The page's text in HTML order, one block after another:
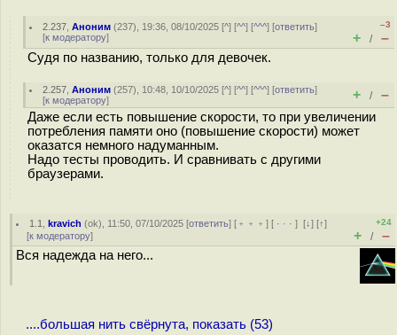
2.237 ,Аноним (237), 19:36, 08/10/2025 [^] [^^] [^^^] [ответить]
[к модератору]
–3
+ / –
Судя по названию, только для девочек.
2.257 ,Аноним (257), 10:48, 10/10/2025 [^] [^^] [^^^] [ответить]
[к модератору] + / –
Даже если есть повышение скорости, то при увеличении
потребления памяти оно (повышение скорости) может
оказатся немного надуманным.
Надо тесты проводить. И сравнивать с другими
браузерами.
1.1 ,kravich (ok), 11:50, 07/10/2025 [ответить] [ ﹢﹢﹢] [ · · ·][↓] [↑]
[к модератору]
+24
+ / –
Вся надежда на него...
....большая нить свёрнута, показать (53)